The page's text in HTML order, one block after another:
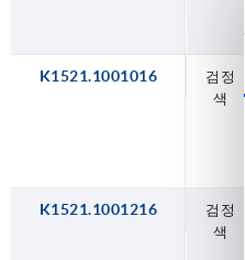
K1521.1001016
검정
색
K1521.1001216
검정
색